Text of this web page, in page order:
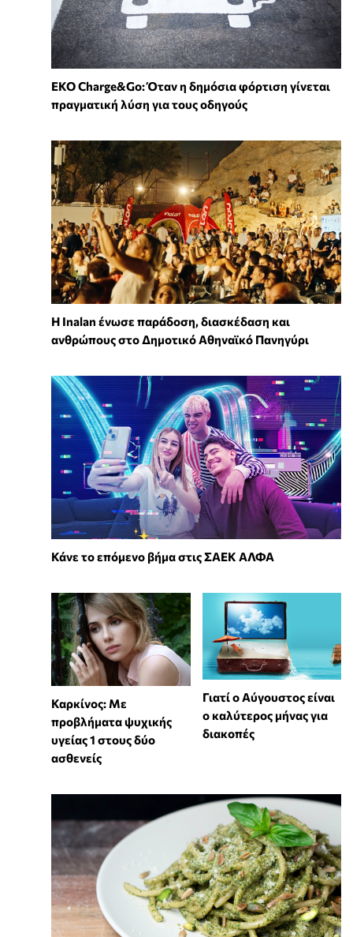
EKO Charge&Go: Όταν η δημόσια φόρτιση γίνεται
πραγματική λύση για τους οδηγούς
Η Inalan ένωσε παράδοση, διασκέδαση και
ανθρώπους στο Δημοτικό Αθηναϊκό Πανηγύρι
Κάνε το επόμενο βήμα στις ΣΑΕΚ ΑΛΦΑ
Καρκίνος: Με
προβλήματα ψυχικής
υγείας 1 στους δύο
ασθενείς
Γιατί ο Αύγουστος είναι
ο καλύτερος μήνας για
διακοπές